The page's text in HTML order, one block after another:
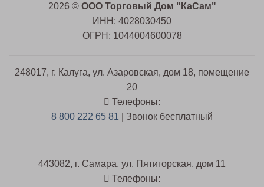
2026 © ООО Торговый Дом "КаСам"
ИНН: 4028030450
ОГРН: 1044004600078
248017, г. Калуга, ул. Азаровская, дом 18, помещение
20
Телефоны:
8 800 222 65 81 | Звонок бесплатный
443082, г. Самара, ул. Пятигорская, дом 11
Телефоны: